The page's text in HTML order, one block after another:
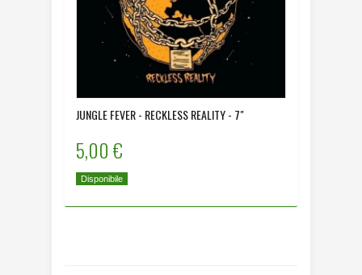
JUNGLE FEVER - RECKLESS REALITY - 7"
5,00 €
Disponibile